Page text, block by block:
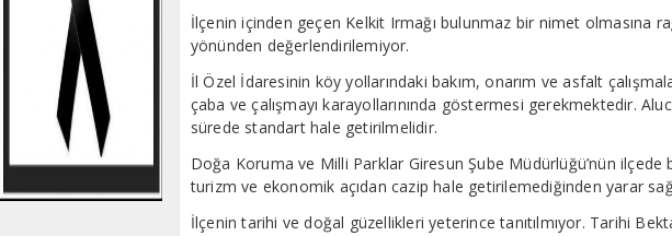
İlçenin içinden geçen Kelkit Irmağı bulunmaz bir nimet olmasına
yönünden değerlendirilemiyor.
İl Özel İdaresinin köy yollarındaki bakım, onarım ve asfalt
çaba ve çalışmayı karayollarınında göstermesi gerekmektedir.
sürede standart hale getirilmelidir.
Doğa Koruma ve Milli Parklar Giresun Şube Müdürlüğü’nün ilçede
turizm ve ekonomik açıdan cazip hale getirilemediğinden yarar
İlçenin tarihi ve doğal güzellikleri yeterince tanıtılmıyor. Tarihi